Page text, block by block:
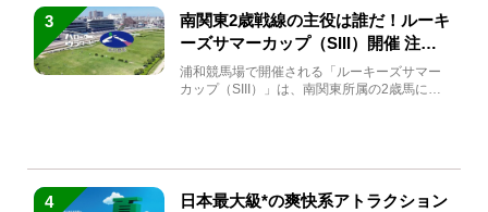
3
南関東2歳戦線の主役は誰だ！ルーキ
ーズサマーカップ（SIII）開催 注目
馬と見どころをチェック
浦和競馬場で開催される「ルーキーズサマー
カップ（SIII）」は、南関東所属の2歳馬によ
4
日本最大級*の爽快系アトラクション